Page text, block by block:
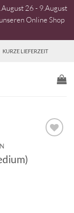
26 - 9.August
Online Shop
KURZE LIEFERZEIT